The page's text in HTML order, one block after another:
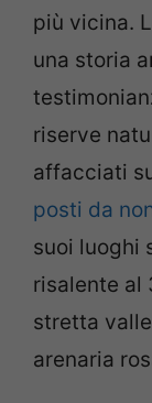
più vicina.
una storia
riserve
affacciati
posti da
suoi luoghi
risalente al
stretta
arenaria